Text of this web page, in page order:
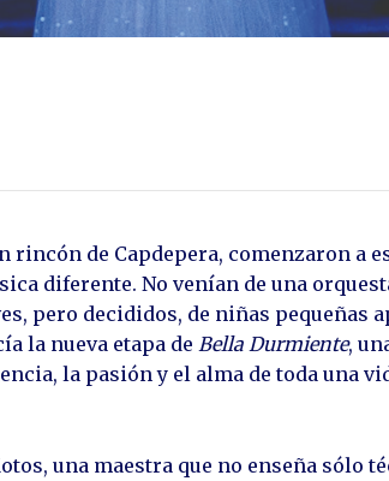
rincón de Capdepera, comenzaron a
diferente. No venían de una
pero decididos, de niñas pequeñas
la nueva etapa de Bella Durmiente,
la pasión y el alma de toda una
una maestra que no enseña sólo